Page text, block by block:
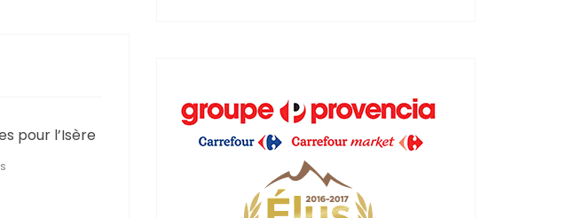
pour l’Isère